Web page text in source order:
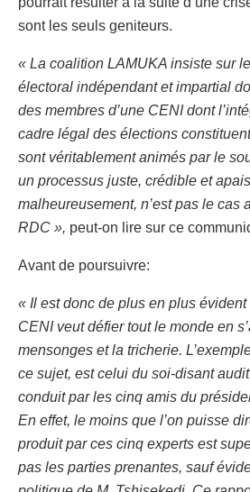
sont les seuls geniteurs.
« La coalition LAMUKA insiste sur
électoral indépendant et impartial
des membres d’une CENI dont
cadre légal des élections
sont véritablement animés par le
un processus juste, crédible et
malheureusement, n’est pas le cas
RDC », peut-on lire sur ce
Avant de poursuivre:
« Il est donc de plus en plus évident
CENI veut défier tout le monde en
mensonges et la tricherie.
ce sujet, est celui du soi-disant
conduit par les cinq amis du
En effet, le moins que l’on puisse
produit par ces cinq experts est
pas les parties prenantes, sauf